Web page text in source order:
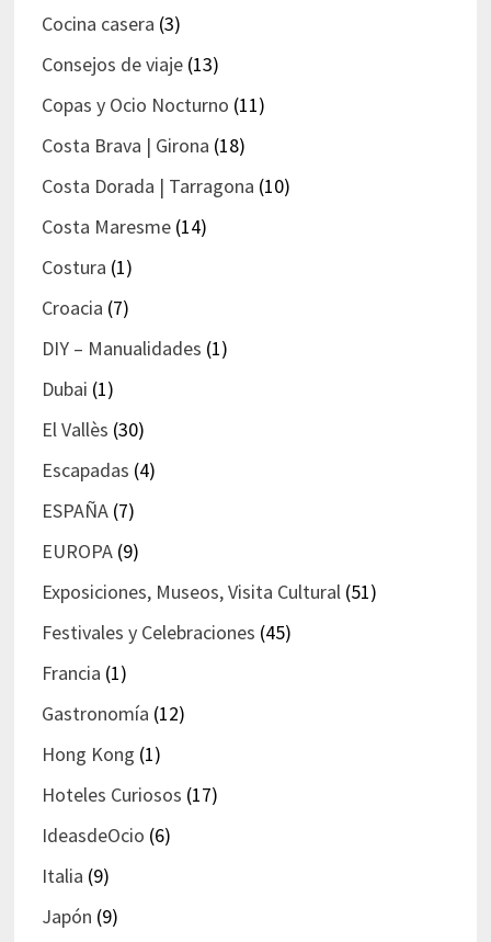
Cocina casera (3)
Consejos de viaje(13)
Copas y Ocio Nocturno (11)
Costa Brava | Girona (18)
Costa Dorada | Tarragona (10)
Costa Maresme(14)
Costura (1)
Croacia (7)
DIY – Manualidades (1)
Dubai (1)
El Vallès (30)
Escapadas (4)
ESPAÑA(7)
EUROPA(9)
Exposiciones, Museos, Visita Cultural(51)
Festivales y Celebraciones (45)
Francia (1)
Gastronomía (12)
Hong Kong (1)
Hoteles Curiosos (17)
IdeasdeOcio (6)
Italia (9)
Japón (9)